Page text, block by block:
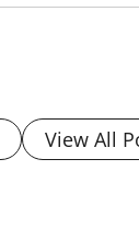
View All